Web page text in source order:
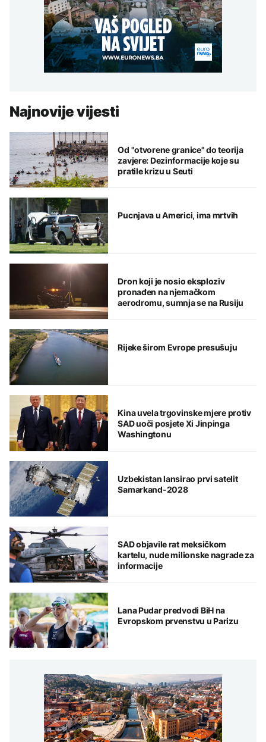
Najnovije vijesti
Od "otvorene granice" do teorija
zavjere: Dezinformacije koje su
pratile krizu u Seuti
Pucnjava u Americi, ima mrtvih
Dron koji je nosio eksploziv
pronađen na njemačkom
aerodromu, sumnja se na Rusiju
Rijeke širom Evrope presušuju
Kina uvela trgovinske mjere protiv
SAD uoči posjete Xi Jinpinga
Washingtonu
Uzbekistan lansirao prvi satelit
Samarkand-2028
SAD objavile rat meksičkom
kartelu, nude milionske nagrade za
informacije
Lana Pudar predvodi BiH na
Evropskom prvenstvu u Parizu